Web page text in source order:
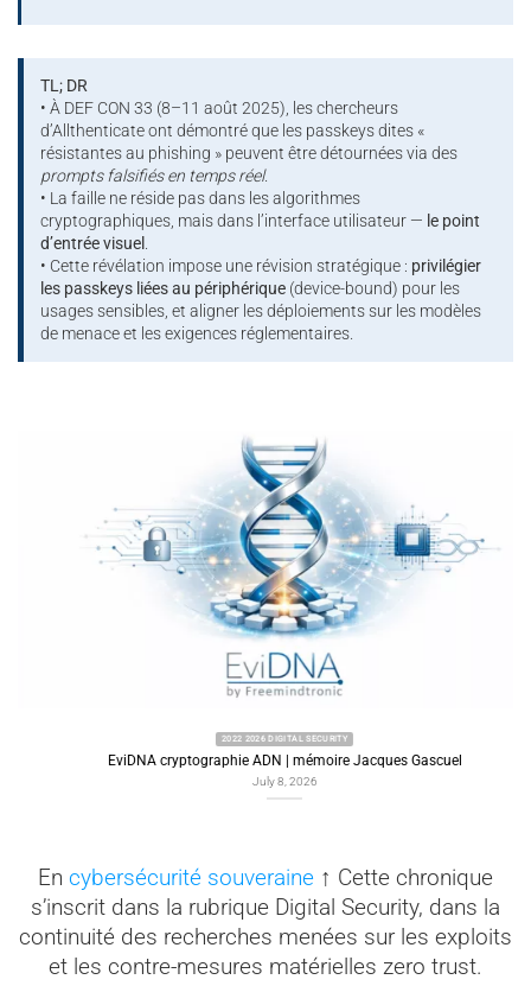
TL; DR
• À DEF CON 33 (8–11 août 2025), les chercheurs
d’Allthenticate ont démontré que les passkeys dites «
résistantes au phishing » peuvent être détournées via des
prompts falsifiés en temps réel.
• La faille ne réside pas dans les algorithmes
cryptographiques, mais dans l’interface utilisateur — le point
d’entrée visuel
• Cette révélation impose une révision stratégique : privilégier
les passkeys liées au périphérique (device-bound) pour les
usages sensibles, et aligner les déploiements sur les modèles
de menace et les exigences réglementaires.
2022 2026 DIGITAL SECURITY
EviDNA cryptographie ADN | mémoire Jacques Gascuel
July 8, 2026
En cybersécurité souveraine ↑ Cette chronique
s’inscrit dans la rubrique Digital Security, dans la
continuité des recherches menées sur les exploits
et les contre-mesures matérielles zero trust.